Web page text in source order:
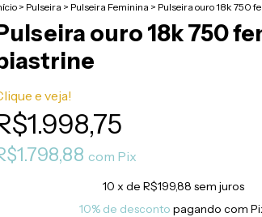
> Pulseira > Pulseira Feminina > Pulseira ouro 18k 750
ouro 18k 750
e veja!
com Pix
10 x de R$199,88 sem juros
10% de desconto pagando com